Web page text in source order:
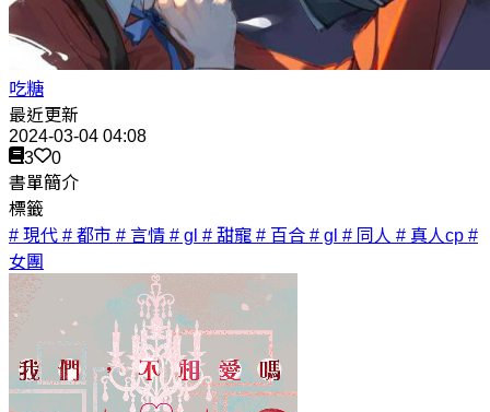
吃糖
最近更新
2024-03-04 04:08
3
0
書單簡介
標籤
# 現代 # 都市 # 言情 # gl # 甜寵 # 百合 # gl # 同人 # 真人cp #
女團